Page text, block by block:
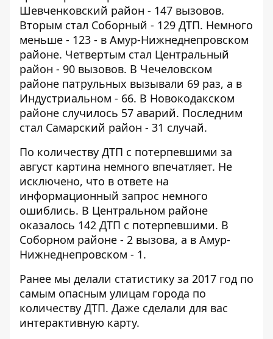
Шевченковский район - 147 вызовов.
Вторым стал Соборный - 129 ДТП. Немного
меньше - 123 - в Амур-Нижнеднепровском
районе. Четвертым стал Центральный
район - 90 вызовов. В Чечеловском
районе патрульных вызывали 69 раз, а в
Индустриальном - 66. В Новокодакском
районе случилось 57 аварий. Последним
стал Самарский район - 31 случай.
По количеству ДТП с потерпевшими за
август картина немного впечатляет. Не
исключено, что в ответе на
информационный запрос немного
ошиблись. В Центральном районе
оказалось 142 ДТП с потерпевшими. В
Соборном районе - 2 вызова, а в Амур-
Нижнеднепровском - 1.
Ранее мы делали статистику за 2017 год по
самым опасным улицам города по
количеству ДТП. Даже сделали для вас
интерактивную карту.